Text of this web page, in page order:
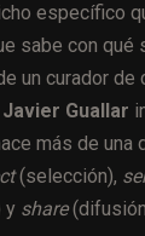
específico
sabe con qué
un curador
Javier Guallar
más de una
(selección),
y share